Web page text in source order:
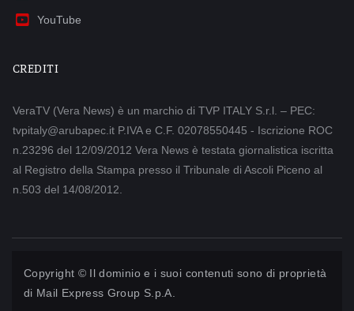
YouTube
CREDITI
VeraTV (Vera News) è un marchio di TVP ITALY S.r.l. – PEC:
tvpitaly@arubapec.it P.IVA e C.F. 02078550445 - Iscrizione ROC
n.23296 del 12/09/2012 Vera News è testata giornalistica iscritta
al Registro della Stampa presso il Tribunale di Ascoli Piceno al
n.503 del 14/08/2012.
Copyright © Il dominio e i suoi contenuti sono di proprietà
di Mail Express Group S.p.A.